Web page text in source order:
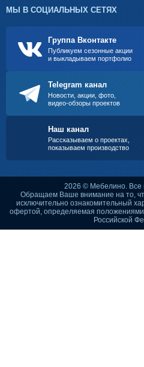
МЫ В СОЦИАЛЬНЫХ СЕТЯХ
Группа Вконтакте
Публикуем сезонные акции
и выкладываем портфолио
Telegram канал
Новости, акции, фото,
видео-обзоры проектов
Наш канал
Рассказываем о проектах,
показываем производство
2026 © Мебелино.
Обращаем Ваше внимание на то,
исключительно ознакомительный
офертой, определяемая положениями
Российской